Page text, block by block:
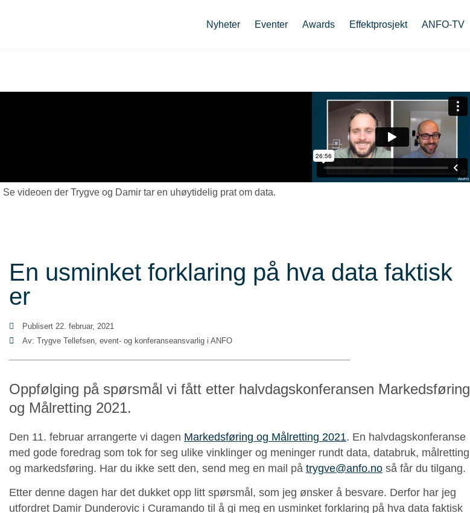
Nyheter Eventer Awards Effektprosjekt ANFO-TV
Se videoen der Trygve og Damir tar en uhøytidelig prat om data.
En usminket forklaring på hva data faktisk
er
Publisert 22. februar, 2021
Av: Trygve Tellefsen, event- og konferanseansvarlig i ANFO
Oppfølging på spørsmål vi fått etter halvdagskonferansen Markedsføring
og Målretting 2021.
Den 11. februar arrangerte vi dagen Markedsføring og Målretting 2021. En halvdagskonferanse
med gode foredrag som tok for seg ulike vinklinger og meninger rundt data, databruk, målretting
og markedsføring. Har du ikke sett den, send meg en mail på trygve@anfo.no så får du tilgang.
Etter denne dagen har det dukket opp litt spørsmål, som jeg ønsker å besvare. Derfor har jeg
utfordret Damir Dunderovic i Curamando til å gi meg en usminket forklaring på hva data faktisk